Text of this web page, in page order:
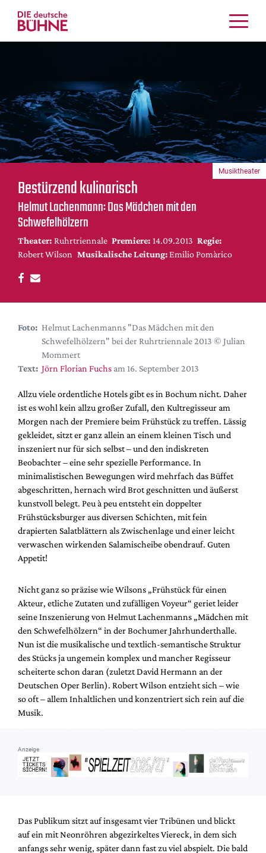
Musiktheater
Tanz
Crossover
Bühnenwelt
Festivals & Veranstaltungen
Menschen & Theater
Themen
Internationales
Nachrufe
Medientipps
DdB-map
Festival-Planer
Hefte
Alle Hefte
Leseproben
Podcast
Service
Shop / Abo
Newsletter
Redaktion
Autor:innen
Partner
Mediadaten
Suche
Bestürzend kulinarisch
Helmut Lachenmann: Das Mädchen mit den
Schwefelhölzern
Theater: Ruhrtriennale Premiere: 14.09.2013 Regie:
Robert Wilson Musikalische Leitung: Emilio Pomàrico
Musiktheater
Foto: Helmut Lachenmanns "Das Mädchen mit den
Schwefelhölzern" bei der Ruhrtriennale 2013 © Julian
Mommert
Text: Jörn Florian Fuchs am 16. September 2013
Allzu viele ordentliche Hotels gibt es in Bochum nicht. Daher
ist es wohl kein allzu großer Zufall, den Kultregisseur am
Morgen nach der Premiere beim Frühstück zu treffen. Lässig
gekleidet, sitzt er ganz allein an einem kleinen Tisch und
inszeniert nur für sich selbst – und den indiskreten
Beobachter – eine sehr spezielle Performance. In
minimalistischen Bewegungen wird mehrfach das Büffet
abgeschritten, hernach wird Brot geschnitten und äußerst
kunstvoll belegt. Peu à peu entsteht ein doppelter
Frühstücksburger aus diversen Schichten, mit fein
drapierten Salatblättern als Zwischenlage und einer leicht
verwaschen wirkenden Salamischeibe obendrauf. Guten
Appetit!
Nicht ganz so präzise wie Wilsons „Frühstück für einen
Akteur, etliche Zutaten und zufälligen Voyeur“ geriet leider
seine Inszenierung von Helmut Lachenmanns „Mädchen mit
den Schwefelhölzern“ in der Bochumer Jahrhunderthalle.
Nun ist die musikalische und textlich-semantische Struktur
des Stücks ja ungemein komplex und mancher Regisseur
scheiterte schon daran (zuletzt David Hermann an der
Deutschen Oper Berlin). Robert Wilson entzieht sich – wie
so oft – allem Inhaltlichen und konzentriert sich rein auf die
Musik.
Anzeige
Das Publikum sitzt auf insgesamt vier Tribünen und blickt
auf ein mit Neonröhren abgezirkeltes Viereck, in dem sich
anfangs sehr wenig, später dann fast zu viel abspielt. Die bald